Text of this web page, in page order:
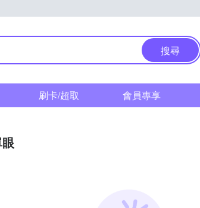
搜尋
刷卡/超取 會員專享